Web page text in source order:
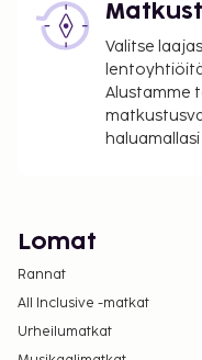
Valitse
Alustamme
Lomat
Rannat
All Inclusive -matkat
Urheilumatkat